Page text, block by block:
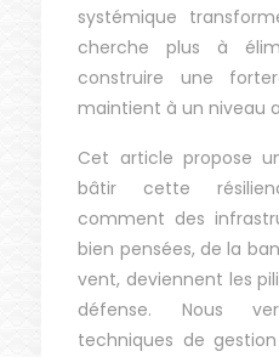
systémique
cherche plus à
construire une
maintient à un niveau
Cet article propose
bâtir cette
comment des
bien pensées, de la
vent, deviennent les
défense. Nous
techniques de